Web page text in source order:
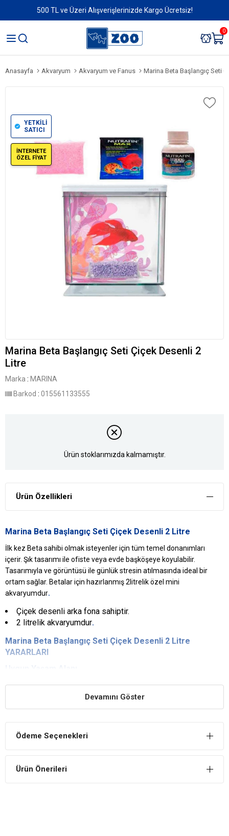
500 TL ve Üzeri Alışverişlerinizde Kargo Ücretsiz!
0
Anasayfa Akvaryum Akvaryum ve Fanus Marina Beta Başlangıç Seti
YETKİLİ
SATICI
İNTERNETE
ÖZEL FİYAT
Marina Beta Başlangıç Seti Çiçek Desenli 2
Litre
Marka : MARINA
Barkod : 015561133555
Ürün stoklarımızda kalmamıştır.
Ürün Özellikleri
Marina Beta Başlangıç Seti Çiçek Desenli 2 Litre
İlk kez Beta sahibi olmak isteyenler için tüm temel donanımları
içerir. Şık tasarımı ile ofiste veya evde başköşeye koyulabilir.
Tasarımıyla ve görüntüsü ile günlük stresin atılmasında ideal bir
ortam sağlar. Betalar için hazırlanmış 2litrelik özel mini
akvaryumdur.
Çiçek desenli arka fona sahiptir.
2 litrelik akvaryumdur.
Marina Beta Başlangıç Seti Çiçek Desenli 2 Litre
YARARLARI
Beta balıklarına uygun yaşama alanının sağlanması için yeterlidir.
Devamını Göster
Ödeme Seçenekleri
Ürün Önerileri